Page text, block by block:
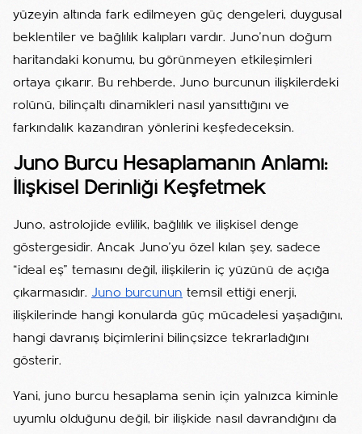
yüzeyin altında fark edilmeyen güç dengeleri, duygusal
beklentiler ve bağlılık kalıpları vardır. Juno’nun doğum
haritandaki konumu, bu görünmeyen etkileşimleri
ortaya çıkarır. Bu rehberde, Juno burcunun ilişkilerdeki
rolünü, bilinçaltı dinamikleri nasıl yansıttığını ve
farkındalık kazandıran yönlerini keşfedeceksin.
Juno Burcu Hesaplamanın Anlamı:
İlişkisel Derinliği Keşfetmek
Juno, astrolojide evlilik, bağlılık ve ilişkisel denge
göstergesidir. Ancak Juno’yu özel kılan şey, sadece
“ideal eş” temasını değil, ilişkilerin iç yüzünü de açığa
çıkarmasıdır. Juno burcunun temsil ettiği enerji,
ilişkilerinde hangi konularda güç mücadelesi yaşadığını,
hangi davranış biçimlerini bilinçsizce tekrarladığını
gösterir.
Yani, juno burcu hesaplama senin için yalnızca kiminle
uyumlu olduğunu değil, bir ilişkide nasıl davrandığını da